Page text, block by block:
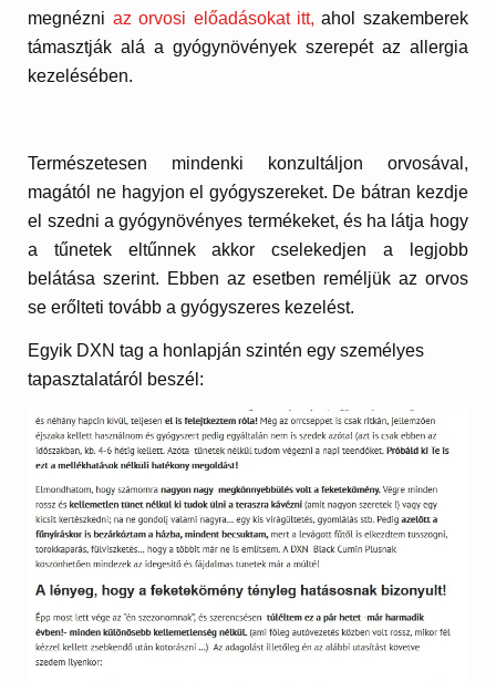
megnézni az orvosi előadásokat itt, ahol szakemberek
támasztják alá a gyógynövények szerepét az allergia
kezelésében.
Természetesen mindenki konzultáljon orvosával,
magától ne hagyjon el gyógyszereket. De bátran kezdje
el szedni a gyógynövényes termékeket, és ha látja hogy
a tűnetek eltűnnek akkor cselekedjen a legjobb
belátása szerint. Ebben az esetben reméljük az orvos
se erőlteti tovább a gyógyszeres kezelést.
Egyik DXN tag a honlapján szintén egy személyes
tapasztalatáról beszél: